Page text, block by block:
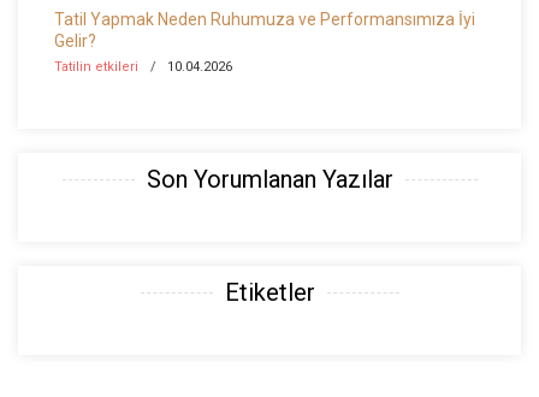
Tatil Yapmak Neden Ruhumuza ve Performansımıza İyi
Gelir?
Tatilin etkileri 10.04.2026
Son Yorumlanan Yazılar
Etiketler